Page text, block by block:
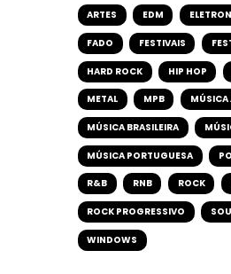
ARTES EDM
FADO FESTIVAIS
HARD ROCK HIP HOP
METAL MPB MÚSICA
MÚSICA BRASILEIRA
MÚSICA PORTUGUESA
R&B RNB ROCK
ROCK PROGRESSIVO
WINDOWS